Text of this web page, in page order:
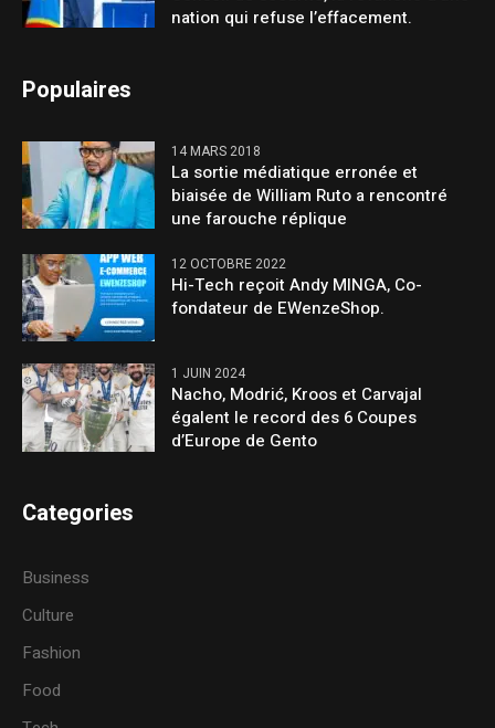
nation qui refuse l’effacement.
Populaires
14 MARS 2018
La sortie médiatique erronée et
biaisée de William Ruto a rencontré
une farouche réplique
12 OCTOBRE 2022
Hi-Tech reçoit Andy MINGA, Co-
fondateur de EWenzeShop.
1 JUIN 2024
Nacho, Modrić, Kroos et Carvajal
égalent le record des 6 Coupes
d’Europe de Gento
Categories
Business
Culture
Fashion
Food